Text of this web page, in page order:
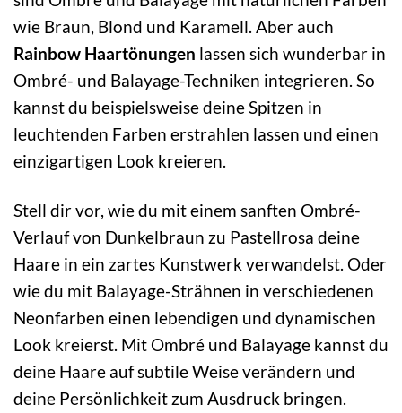
wie Braun, Blond und Karamell. Aber auch
Rainbow Haartönungen lassen sich wunderbar in
Ombré- und Balayage-Techniken integrieren. So
kannst du beispielsweise deine Spitzen in
leuchtenden Farben erstrahlen lassen und einen
einzigartigen Look kreieren.
Stell dir vor, wie du mit einem sanften Ombré-
Verlauf von Dunkelbraun zu Pastellrosa deine
Haare in ein zartes Kunstwerk verwandelst. Oder
wie du mit Balayage-Strähnen in verschiedenen
Neonfarben einen lebendigen und dynamischen
Look kreierst. Mit Ombré und Balayage kannst du
deine Haare auf subtile Weise verändern und
deine Persönlichkeit zum Ausdruck bringen.